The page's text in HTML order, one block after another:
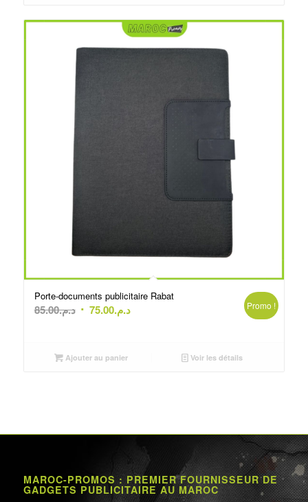
Porte-documents publicitaire Rabat
د.م.85.00
Le
était :
د.م.75.00
Le
Promo !
Ajouter au panier Voir les détails
MAROC-PROMOS : PREMIER FOURNISSEUR DE
GADGETS PUBLICITAIRE AU MAROC